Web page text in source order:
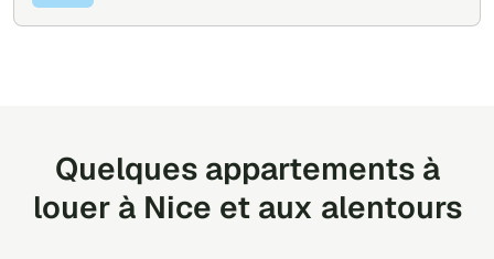
Quelques appartements à
louer à Nice et aux alentours